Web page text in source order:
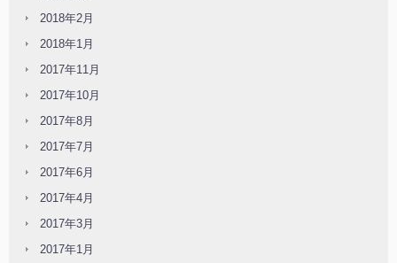
2018年2月
2018年1月
2017年11月
2017年10月
2017年8月
2017年7月
2017年6月
2017年4月
2017年3月
2017年1月